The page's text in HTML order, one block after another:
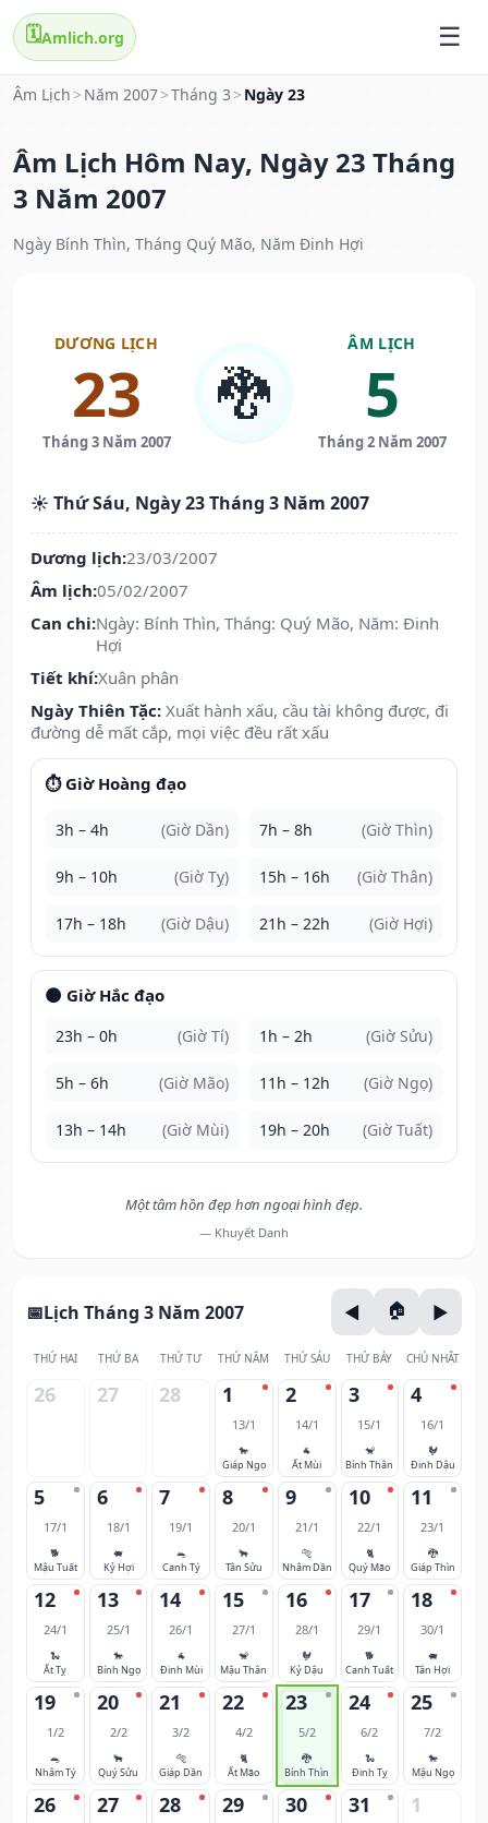
🗓️Amlich.org
Âm Lịch > Năm 2007>Tháng 3 > Ngày 23
Âm Lịch Hôm Nay, Ngày 23 Tháng
3 Năm 2007
Ngày Bính Thìn, Tháng Quý Mão, Năm Đinh Hợi
DƯƠNG LỊCH
23
Tháng 3 Năm 2007
🐉
ÂM LỊCH
5
Tháng 2 Năm 2007
☀️ Thứ Sáu, Ngày 23 Tháng 3 Năm 2007
Dương lịch:23/03/2007
Âm lịch:05/02/2007
Can chi:Ngày: Bính Thìn, Tháng: Quý Mão, Năm: Đinh
Hợi
Tiết khí:Xuân phân
Ngày Thiên Tặc: Xuất hành xấu, cầu tài không được, đi
đường dễ mất cắp, mọi việc đều rất xấu
⏱️ Giờ Hoàng đạo
3h – 4h (Giờ Dần) 7h – 8h (Giờ Thìn)
9h – 10h (Giờ Tỵ) 15h – 16h (Giờ Thân)
17h – 18h (Giờ Dậu) 21h – 22h (Giờ Hợi)
🌑 Giờ Hắc đạo
23h – 0h (Giờ Tí) 1h – 2h (Giờ Sửu)
5h – 6h (Giờ Mão) 11h – 12h (Giờ Ngọ)
13h – 14h (Giờ Mùi) 19h – 20h (Giờ Tuất)
Một tâm hồn đẹp hơn ngoại hình đẹp.
— Khuyết Danh
Lịch Tháng 3 Năm 2007
THỨ HAI THỨ BA THỨ TƯ THỨ NĂM THỨ SÁU THỨ BẢY CHỦ NHẬT
26 27 28 1
13/1
🐎
Giáp Ngọ
2
14/1
🐐
Ất Mùi
3
15/1
🐒
Bính Thân
4
16/1
🐓
Đinh Dậu
5
17/1
🐕
Mậu Tuất
6
18/1
🐖
Kỷ Hợi
7
19/1
🐀
Canh Tý
8
20/1
🐂
Tân Sửu
9
21/1
🐅
Nhâm Dần
10
22/1
🐈
Quý Mão
11
23/1
🐉
Giáp Thìn
12
24/1
🐍
Ất Tỵ
13
25/1
🐎
Bính Ngọ
14
26/1
🐐
Đinh Mùi
15
27/1
🐒
Mậu Thân
16
28/1
🐓
Kỷ Dậu
17
29/1
🐕
Canh Tuất
18
30/1
🐖
Tân Hợi
19
1/2
🐀
Nhâm Tý
20
2/2
🐂
Quý Sửu
21
3/2
🐅
Giáp Dần
22
4/2
🐈
Ất Mão
23
5/2
🐉
Bính Thìn
24
6/2
🐍
Đinh Tỵ
25
7/2
🐎
Mậu Ngọ
26 27 28 29 30 31 1